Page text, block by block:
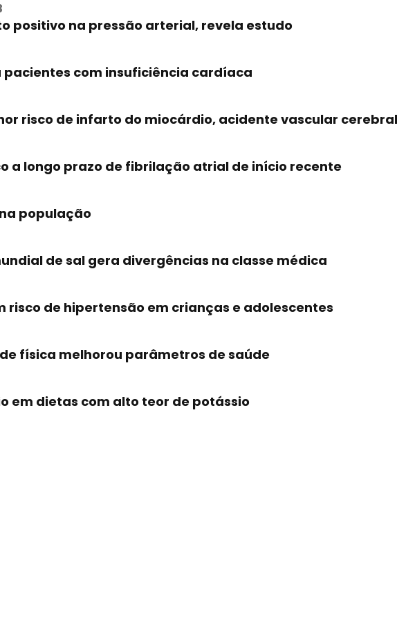
positivo na pressão arterial, revela estudo
com insuficiência cardíaca
risco de infarto do miocárdio, acidente vascular
a longo prazo de fibrilação atrial de início recente
população
de sal gera divergências na classe médica
de hipertensão em crianças e adolescentes
física melhorou parâmetros de saúde
em dietas com alto teor de potássio